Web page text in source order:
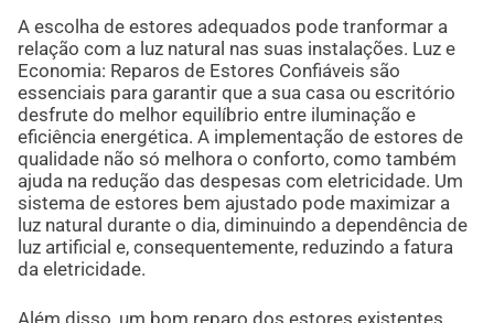
A escolha de estores adequados pode tranformar a
relação com a luz natural nas suas instalações. Luz e
Economia: Reparos de Estores Confiáveis são
essenciais para garantir que a sua casa ou escritório
desfrute do melhor equilíbrio entre iluminação e
eficiência energética. A implementação de estores de
qualidade não só melhora o conforto, como também
ajuda na redução das despesas com eletricidade. Um
sistema de estores bem ajustado pode maximizar a
luz natural durante o dia, diminuindo a dependência de
luz artificial e, consequentemente, reduzindo a fatura
da eletricidade.